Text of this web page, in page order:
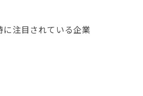
注目されている企業